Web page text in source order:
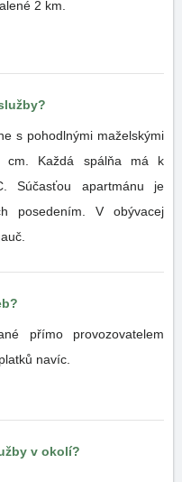
2 km.
s pohodlnými maželskými
cm. Každá spálňa má k
je
V obývacej
přímo provozovatelem
navíc.
v okolí?